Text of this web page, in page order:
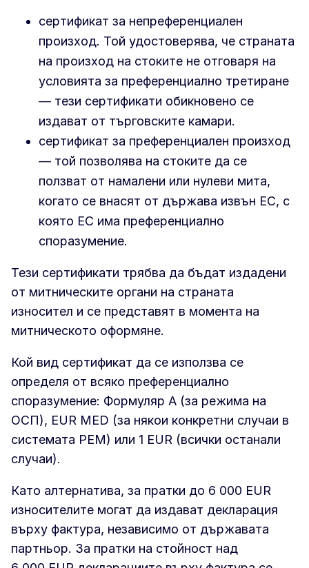
сертификат за непреференциален
произход. Той удостоверява, че страната
на произход на стоките не отговаря на
условията за преференциално третиране
— тези сертификати обикновено се
издават от търговските камари.
сертификат за преференциален произход
— той позволява на стоките да се
ползват от намалени или нулеви мита,
когато се внасят от държава извън ЕС, с
която ЕС има преференциално
споразумение.
Тези сертификати трябва да бъдат издадени
от митническите органи на страната
износител и се представят в момента на
митническото оформяне.
Кой вид сертификат да се използва се
определя от всяко преференциално
споразумение: Формуляр А (за режима на
ОСП), EUR MED (за някои конкретни случаи в
системата PEM) или 1 EUR (всички останали
случаи).
Като алтернатива, за пратки до 6 000 EUR
износителите могат да издават декларация
върху фактура, независимо от държавата
партньор. За пратки на стойност над